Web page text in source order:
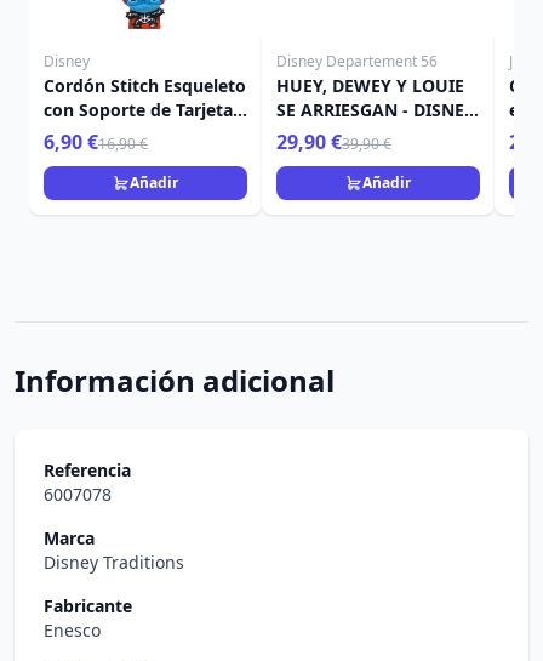
Disney
Cordón Stitch Esqueleto
con Soporte de Tarjeta -
Lilo & Stitch
6,90 €16,90 €
Añadir
Disney Departement 56
HUEY, DEWEY Y LOUIE
SE ARRIESGAN - DISNEY
VILLAGE
29,90 €39,90 €
Añadir
Jim
Información adicional
Referencia
6007078
Marca
Disney Traditions
Fabricante
Enesco